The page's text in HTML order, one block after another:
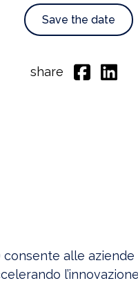
Save the date
share
consente alle aziende